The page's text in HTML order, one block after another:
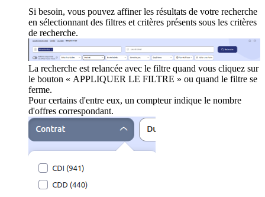
Si besoin, vous pouvez affiner les résultats de votre recherche
en sélectionnant des filtres et critères présents sous les critères
de recherche.
La recherche est relancée avec le filtre quand vous cliquez sur
le bouton « APPLIQUER LE FILTRE » ou quand le filtre se
ferme.
Pour certains d'entre eux, un compteur indique le nombre
d'offres correspondant.